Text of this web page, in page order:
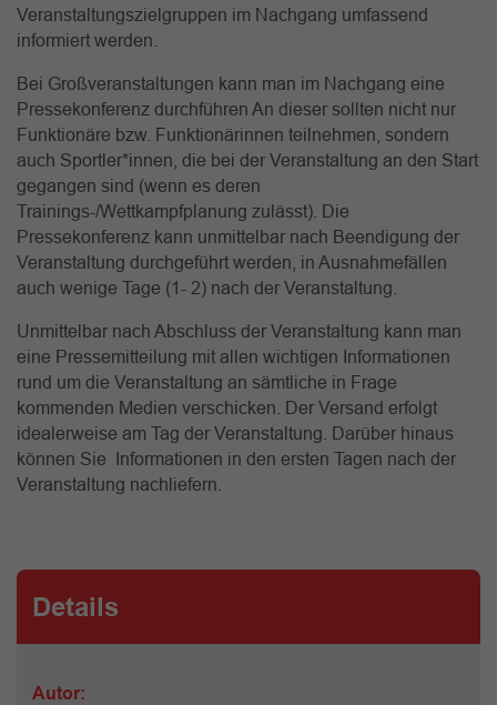
Veranstaltungszielgruppen im Nachgang umfassend
informiert werden.
Bei Großveranstaltungen kann man im Nachgang eine
Pressekonferenz durchführen An dieser sollten nicht nur
Funktionäre bzw. Funktionärinnen teilnehmen, sondern
auch Sportler*innen, die bei der Veranstaltung an den Start
gegangen sind (wenn es deren
Trainings-/Wettkampfplanung zulässt). Die
Pressekonferenz kann unmittelbar nach Beendigung der
Veranstaltung durchgeführt werden, in Ausnahmefällen
auch wenige Tage (1- 2) nach der Veranstaltung.
Unmittelbar nach Abschluss der Veranstaltung kann man
eine Pressemitteilung mit allen wichtigen Informationen
rund um die Veranstaltung an sämtliche in Frage
kommenden Medien verschicken. Der Versand erfolgt
idealerweise am Tag der Veranstaltung. Darüber hinaus
können Sie Informationen in den ersten Tagen nach der
Veranstaltung nachliefern.
Details
Autor: